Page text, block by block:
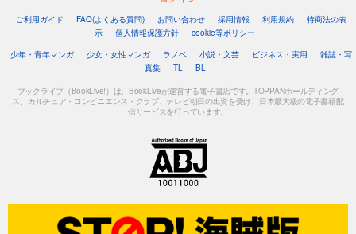
ご利用ガイド FAQ(よくある質問) お問い合わせ 採用情報 利用規約
特商法の表
示
個人情報保護方針
cookie等ポリシー
少年・青年マンガ
少女・女性マンガ ラノベ 小説・文芸 ビジネス・実用
雑誌・写
真集
TL BL
ブックライブ（BookLive!）は、BookLiveが運営する電子書店です。TOPPANホールディング
ス、カルチュア・コンビニエンス・クラブ、テレビ朝日の出資を受け、日本最大級の電子書籍配
信サービスを行っています。